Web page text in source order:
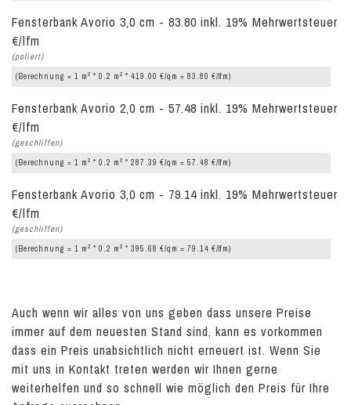
Fensterbank Avorio 3,0 cm - 83.80 inkl. 19% Mehrwertsteuer
€/lfm
(poliert)
(Berechnung = 1 m 2 * 0.2 m 2 * 419.00 €/qm = 83.80 €/lfm)
Fensterbank Avorio 2,0 cm - 57.48 inkl. 19% Mehrwertsteuer
€/lfm
(geschliffen)
(Berechnung = 1 m 2 * 0.2 m 2 * 287.39 €/qm = 57.48 €/lfm)
Fensterbank Avorio 3,0 cm - 79.14 inkl. 19% Mehrwertsteuer
€/lfm
(geschliffen)
(Berechnung = 1 m 2 * 0.2 m 2 * 395.68 €/qm = 79.14 €/lfm)
Auch wenn wir alles von uns geben dass unsere Preise
immer auf dem neuesten Stand sind, kann es vorkommen
dass ein Preis unabsichtlich nicht erneuert ist. Wenn Sie
mit uns in Kontakt treten werden wir Ihnen gerne
weiterhelfen und so schnell wie möglich den Preis für Ihre